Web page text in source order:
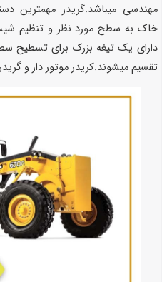
مهندسی میباشد.گریدر مهمترین
خاک به سطح مورد نظر و تنظیم
دارای یک تیغه بزرک برای تسطیح
تقسیم میشوند.کریدر موتور دار و